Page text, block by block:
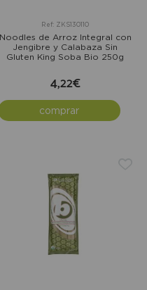
Ref: ZKS130110
Noodles de Arroz Integral con
Jengibre y Calabaza Sin
Gluten King Soba Bio 250g
4,22€
comprar